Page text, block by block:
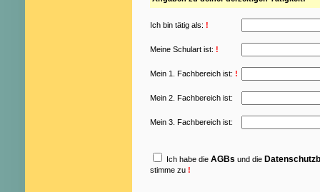
Ich bin tätig als: !
Meine Schulart ist: !
Mein 1. Fachbereich ist: !
Mein 2. Fachbereich ist:
Mein 3. Fachbereich ist:
Ich habe die AGBs und die
stimme zu !